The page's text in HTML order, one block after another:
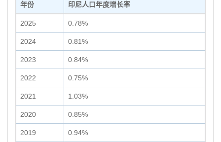
年份 印尼人口年度增长率
2025 0.78%
2024 0.81%
2023 0.84%
2022 0.75%
2021 1.03%
2020 0.85%
2019 0.94%